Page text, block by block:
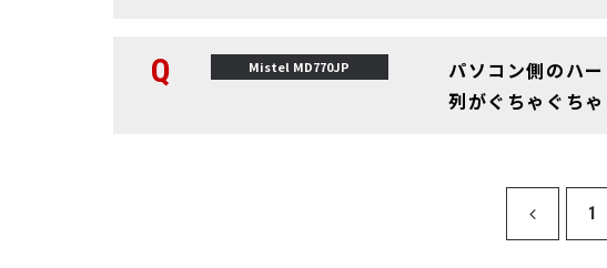
Q Mistel MD770JP
パソコン側のハ
列がぐちゃぐち
1